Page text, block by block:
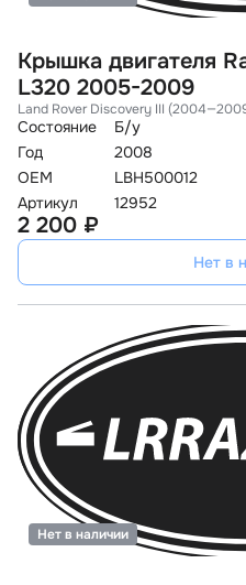
Крышка двигателя
L320 2005-2009
Land Rover Discovery III
Состояние
Б/у
Год
2008
OEM
LBH500012
Артикул
12952
2 200 ₽
Нет в
Нет в наличии